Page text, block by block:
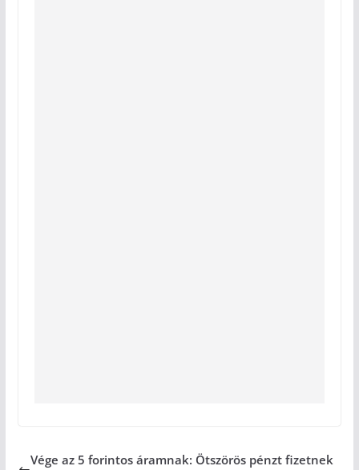
Vége az 5 forintos áramnak: Ötszörös pénzt fizetnek